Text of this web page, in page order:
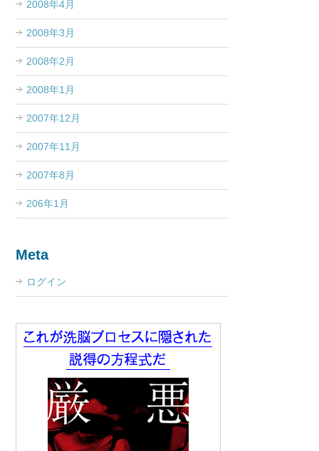
2008年4月
2008年3月
2008年2月
2008年1月
2007年12月
2007年11月
2007年8月
206年1月
Meta
ログイン